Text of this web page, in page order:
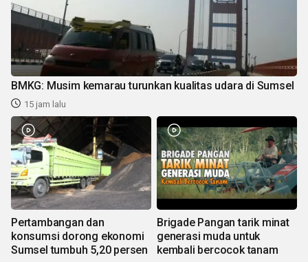
BMKG: Musim kemarau turunkan kualitas udara di Sumsel
15 jam lalu
Pertambangan dan
konsumsi dorong ekonomi
Sumsel tumbuh 5,20 persen
Brigade Pangan tarik minat
generasi muda untuk
kembali bercocok tanam